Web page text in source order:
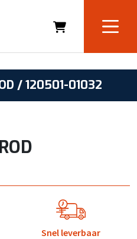
/ 120501-01032
Snel leverbaar